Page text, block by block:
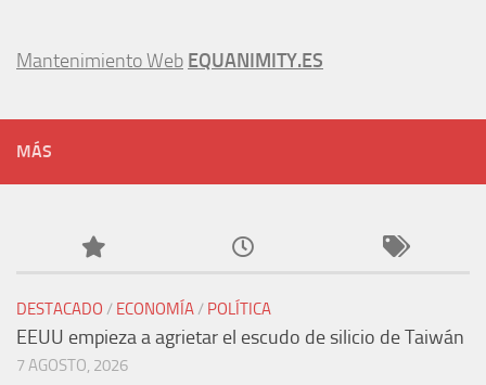
Mantenimiento Web EQUANIMITY.ES
MÁS
DESTACADO / ECONOMÍA / POLÍTICA
EEUU empieza a agrietar el escudo de silicio de Taiwán
7 AGOSTO, 2026